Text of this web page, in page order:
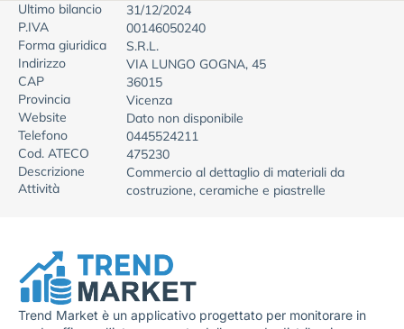
Ultimo bilancio
31/12/2024
P.IVA
00146050240
Forma giuridica
S.R.L.
Indirizzo
VIA LUNGO GOGNA, 45
CAP
36015
Provincia
Vicenza
Website
Dato non disponibile
Telefono
0445524211
Cod. ATECO
475230
Descrizione
Attività
Commercio al dettaglio di materiali da
costruzione, ceramiche e piastrelle
Trend Market è un applicativo progettato per monitorare in